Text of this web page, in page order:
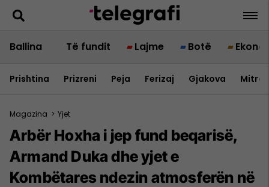
Ballina Të fundit Lajme Botë
Prishtina Prizreni Peja Ferizaj Gjakova
Magazina > Yjet
Arbër Hoxha i jep fund beqarisë,
Armand Duka dhe yjet e
Kombëtares ndezin atmosferën në